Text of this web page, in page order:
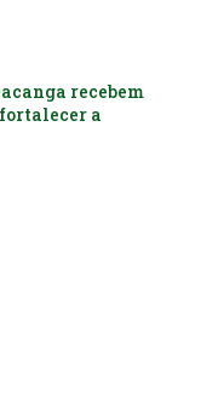
recebem
a